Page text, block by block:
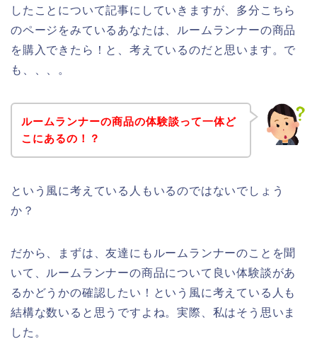
したことについて記事にしていきますが、多分こちら
のページをみているあなたは、ルームランナーの商品
を購入できたら！と、考えているのだと思います。で
も、、、。
ルームランナーの商品の体験談って一体ど
こにあるの！？
という風に考えている人もいるのではないでしょう
か？
だから、まずは、友達にもルームランナーのことを聞
いて、ルームランナーの商品について良い体験談があ
るかどうかの確認したい！という風に考えている人も
結構な数いると思うですよね。実際、私はそう思いま
した。